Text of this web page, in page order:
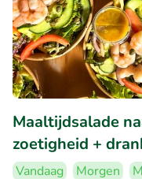
Maaltijdsalade
zoetigheid +
Vandaag Morgen